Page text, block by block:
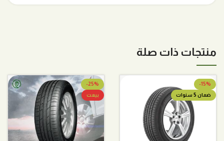
منتجات ذات صلة
-15%
ضمان 5 سنوات
-25%
بيعت